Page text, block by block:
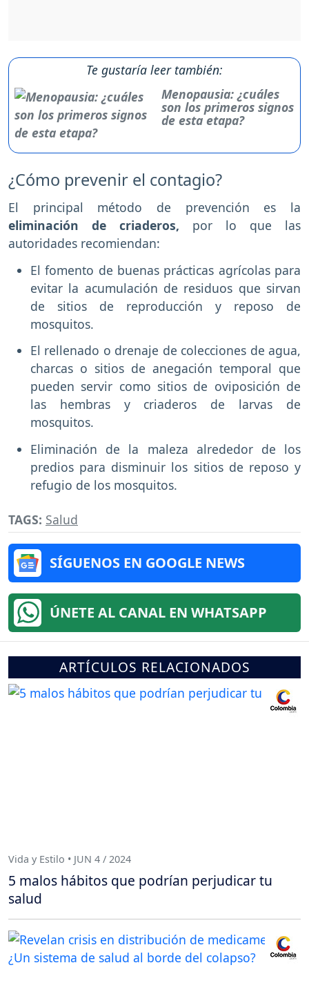
Te gustaría leer también:
Menopausia: ¿cuáles
son los primeros signos
de esta etapa?
¿Cómo prevenir el contagio?
El principal método de prevención es la
eliminación de criaderos, por lo que las
autoridades recomiendan:
El fomento de buenas prácticas agrícolas para
evitar la acumulación de residuos que sirvan
de sitios de reproducción y reposo de
mosquitos.
El rellenado o drenaje de colecciones de agua,
charcas o sitios de anegación temporal que
pueden servir como sitios de oviposición de
las hembras y criaderos de larvas de
mosquitos.
Eliminación de la maleza alrededor de los
predios para disminuir los sitios de reposo y
refugio de los mosquitos.
TAGS: Salud
SÍGUENOS EN GOOGLE NEWS
ÚNETE AL CANAL EN WHATSAPP
ARTÍCULOS RELACIONADOS
Vida y Estilo • JUN 4 / 2024
5 malos hábitos que podrían perjudicar tu
salud